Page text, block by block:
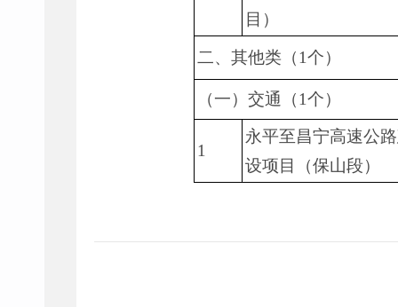
目）
二、其他类（1个）
（一）交通（1个）
1
永平至昌宁高速公
设项目（保山段）